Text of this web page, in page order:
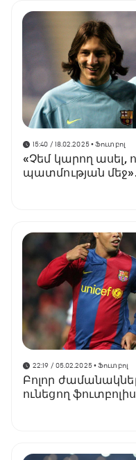
15:40 / 18.02.2025• Ֆուտբոլ
«Չեմ կարող ասել,
պատմության
22:19 / 05.02.2025• Ֆուտբոլ
Բոլոր
ունեցող